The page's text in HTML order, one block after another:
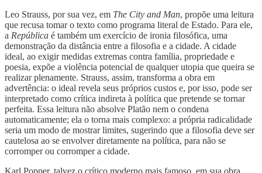
Leo Strauss, por sua vez, em The City and Man, propõe uma leitura
que recusa tomar o texto como programa literal de Estado. Para ele,
a República é também um exercício de ironia filosófica, uma
demonstração da distância entre a filosofia e a cidade. A cidade
ideal, ao exigir medidas extremas contra família, propriedade e
poesia, expõe a violência potencial de qualquer utopia que queira se
realizar plenamente. Strauss, assim, transforma a obra em
advertência: o ideal revela seus próprios custos e, por isso, pode ser
interpretado como crítica indireta à política que pretende se tornar
perfeita. Essa leitura não absolve Platão nem o condena
automaticamente; ela o torna mais complexo: a própria radicalidade
seria um modo de mostrar limites, sugerindo que a filosofia deve ser
cautelosa ao se envolver diretamente na política, para não se
corromper ou corromper a cidade.
Karl Popper, talvez o crítico moderno mais famoso, em sua obra